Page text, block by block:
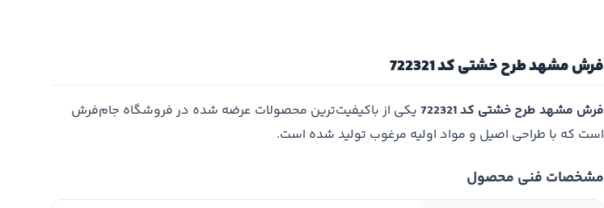
فرش مشهد طرح خشتی کد 722321
فرش مشهد طرح خشتی کد 722321
یکی از باکیفیت‌ترین محصولات عرضه شده در فروشگاه جام‌فرش
است که با طراحی اصیل و مواد اولیه مرغوب تولید شده است.
مشخصات فنی محصول